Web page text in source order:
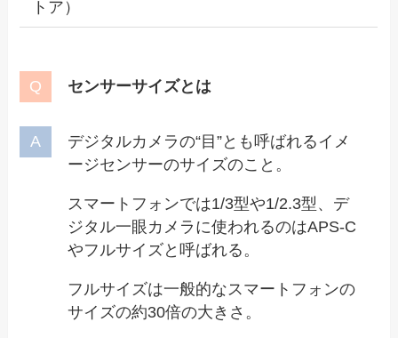
トア）
センサーサイズとは
デジタルカメラの“目”とも呼ばれるイメ
ージセンサーのサイズのこと。
スマートフォンでは1/3型や1/2.3型、デ
ジタル一眼カメラに使われるのはAPS-C
やフルサイズと呼ばれる。
フルサイズは一般的なスマートフォンの
サイズの約30倍の大きさ。